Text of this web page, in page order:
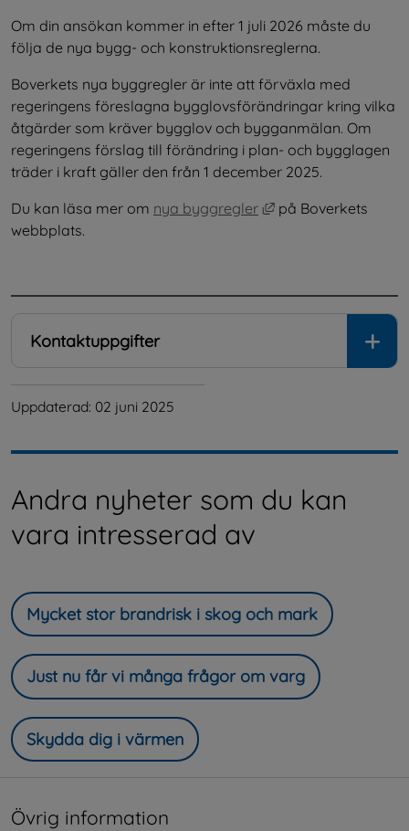
Om din ansökan kommer in efter 1 juli 2026 måste du
följa de nya bygg- och konstruktionsreglerna.
Boverkets nya byggregler är inte att förväxla med
regeringens föreslagna bygglovsförändringar kring vilka
åtgärder som kräver bygglov och bygganmälan. Om
regeringens förslag till förändring i plan- och bygglagen
träder i kraft gäller den från 1 december 2025.
Du kan läsa mer om nya byggregler Länk till annan
på Boverkets
webbplats.
Kontaktuppgifter
Uppdaterad: 02 juni 2025
Andra nyheter som du kan
vara intresserad av
Mycket stor brandrisk i skog och mark
Just nu får vi många frågor om varg
Skydda dig i värmen
Övrig information